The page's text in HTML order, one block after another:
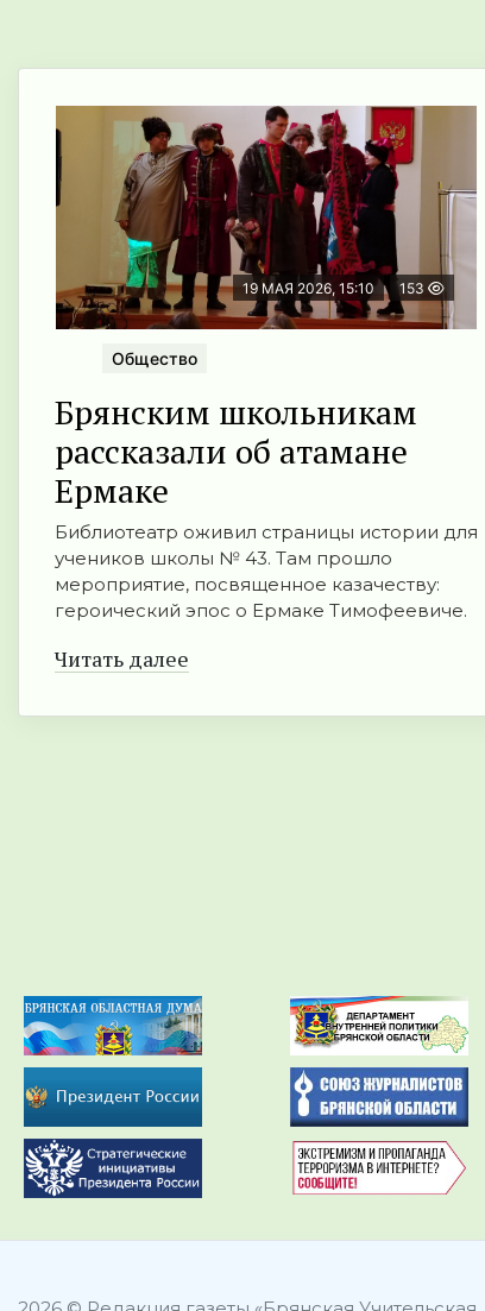
19 МАЯ 2026, 15:10 153
Общество
Брянским школьникам
рассказали об атамане
Ермаке
Библиотеатр оживил страницы истории для
учеников школы № 43. Там прошло
мероприятие, посвященное казачеству:
героический эпос о Ермаке Тимофеевиче.
Читать далее